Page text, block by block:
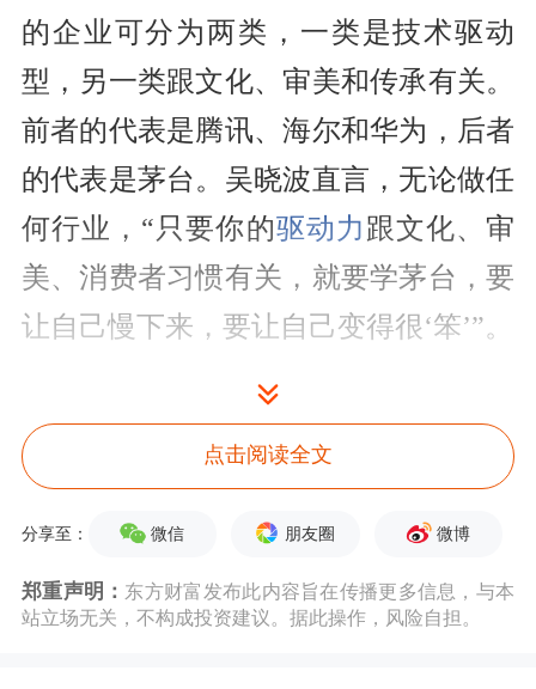
的企业可分为两类，一类是技术驱动
型，另一类跟文化、审美和传承有关。
前者的代表是腾讯、海尔和华为，后者
的代表是茅台。吴晓波直言，无论做任
何行业，“只要你的驱动力跟文化、审
美、消费者习惯有关，就要学茅台，要
让自己慢下来，要让自己变得很‘笨’”。
近年来，茅台冰淇淋、酱香拿铁和茅台
巧克力频频登上微博热搜，相关话题引
发广泛讨论。在吴晓波看来，茅台联名
是为了让一个20多岁的小伙子人生第一
次知道有一种香叫酱香，茅台年轻化是
点击阅读全文
分享至： 微信 朋友圈 微博
郑重声明： 东方财富发布此内容旨在传播更多信息，与本
站立场无关，不构成投资建议。据此操作，风险自担。